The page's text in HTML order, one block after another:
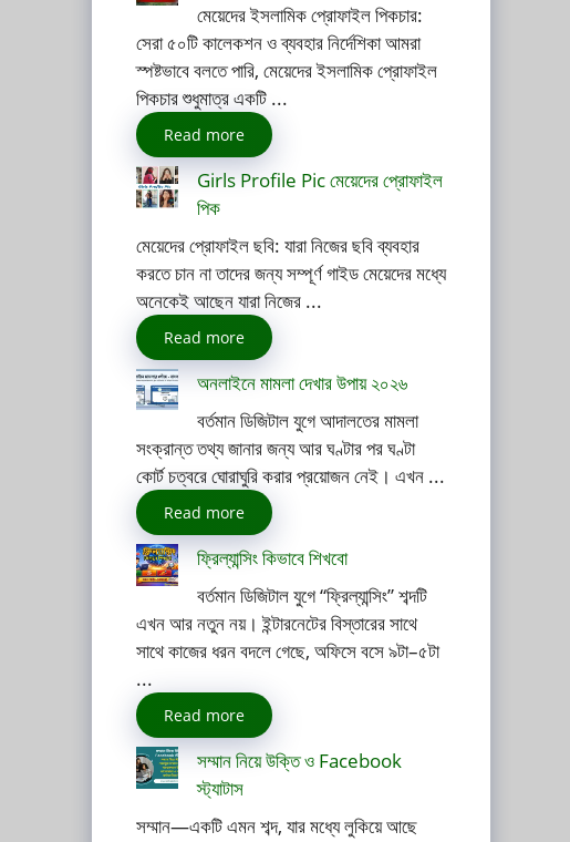
মেয়েদের ইসলামিক প্রোফাইল পিকচার:
সেরা ৫০টি কালেকশন ও ব্যবহার নির্দেশিকা আমরা
স্পষ্টভাবে বলতে পারি, মেয়েদের ইসলামিক প্রোফাইল
পিকচার শুধুমাত্র একটি ...
Read more
Girls Profile Pic মেয়েদের প্রোফাইল
পিক
মেয়েদের প্রোফাইল ছবি: যারা নিজের ছবি ব্যবহার
করতে চান না তাদের জন্য সম্পূর্ণ গাইড মেয়েদের মধ্যে
অনেকেই আছেন যারা নিজের ...
Read more
অনলাইনে মামলা দেখার উপায় ২০২৬
বর্তমান ডিজিটাল যুগে আদালতের মামলা
সংক্রান্ত তথ্য জানার জন্য আর ঘণ্টার পর ঘণ্টা
কোর্ট চত্বরে ঘোরাঘুরি করার প্রয়োজন নেই। এখন ...
Read more
ফ্রিল্যান্সিং কিভাবে শিখবো
বর্তমান ডিজিটাল যুগে “ফ্রিল্যান্সিং” শব্দটি
এখন আর নতুন নয়। ইন্টারনেটের বিস্তারের সাথে
সাথে কাজের ধরন বদলে গেছে, অফিসে বসে ৯টা–৫টা
...
Read more
সম্মান নিয়ে উক্তি ও Facebook
স্ট্যাটাস
সম্মান—একটি এমন শব্দ, যার মধ্যে লুকিয়ে আছে